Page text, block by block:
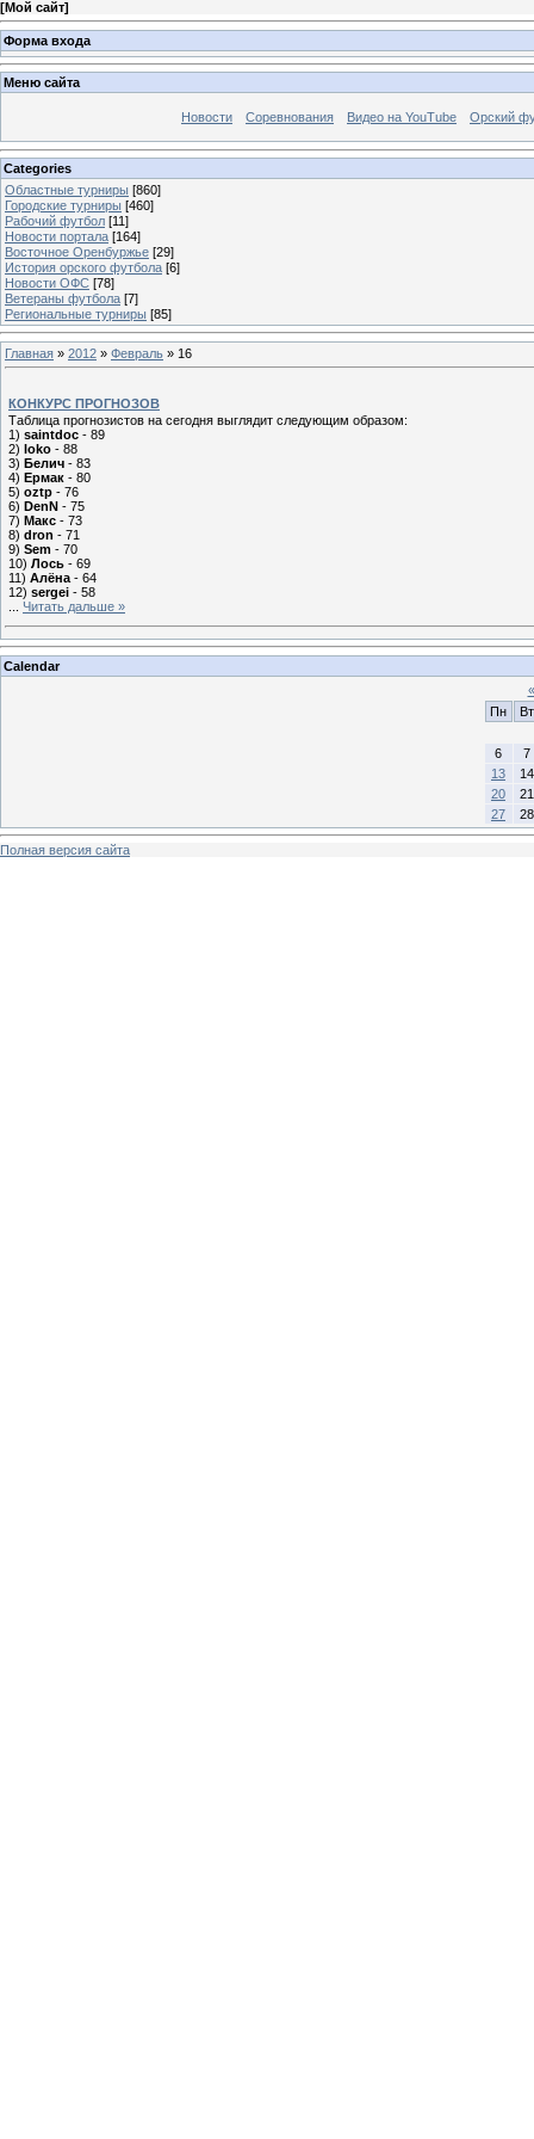
[Мой сайт]
Форма входа
Меню сайта
Новости Соревнования Видео на YouTube Орский
Categories
Областные турниры [860]
Городские турниры [460]
Рабочий футбол [11]
Новости портала [164]
Восточное Оренбуржье [29]
История орского футбола [6]
Новости ОФС [78]
Ветераны футбола [7]
Региональные турниры [85]
Главная » 2012 » Февраль » 16
КОНКУРС ПРОГНОЗОВ
Таблица прогнозистов на сегодня выглядит следующим образом:
1) saintdoc - 89
2) loko - 88
3) Белич - 83
4) Ермак - 80
5) oztp - 76
6) DenN - 75
7) Макс - 73
8) dron - 71
9) Sem - 70
10) Лось - 69
11) Алёна - 64
12) sergei - 58
Читать дальше »
Calendar
«
Пн
Вт
6
7
13
14
20
21
27
28
Полная версия сайта